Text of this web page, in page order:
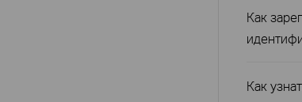
Как
Как